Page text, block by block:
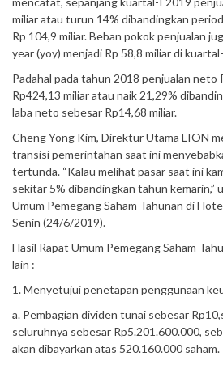
miliar atau turun 14% dibandingkan
Rp 104,9 miliar. Beban pokok penjualan
year (yoy) menjadi Rp 58,8 miliar di
Padahal pada tahun 2018 penjualan neto
Rp424,13 miliar atau naik 21,29%
laba neto sebesar Rp14,68 miliar.
Cheng Yong Kim, Direktur Utama LION
transisi pemerintahan saat ini
tertunda. “Kalau melihat pasar saat ini
sekitar 5% dibandingkan tahun kemarin,”
Umum Pemegang Saham Tahunan di
Senin (24/6/2019).
Hasil Rapat Umum Pemegang Saham
lain :
1. Menyetujui penetapan penggunaan
a. Pembagian dividen tunai sebesar
seluruhnya sebesar Rp5.201.600.000,
akan dibayarkan atas 520.160.000 saham.